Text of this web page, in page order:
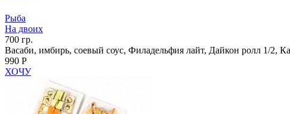
Рыба
На двоих
700 гр.
Васаби, имбирь, соевый соус, Филадельфия лайт, Дайкон ролл 1/2,
990 Р
ХОЧУ